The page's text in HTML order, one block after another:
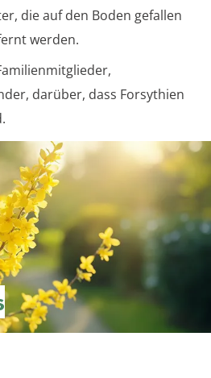
die auf den Boden gefallen
werden.
darüber, dass Forsythien